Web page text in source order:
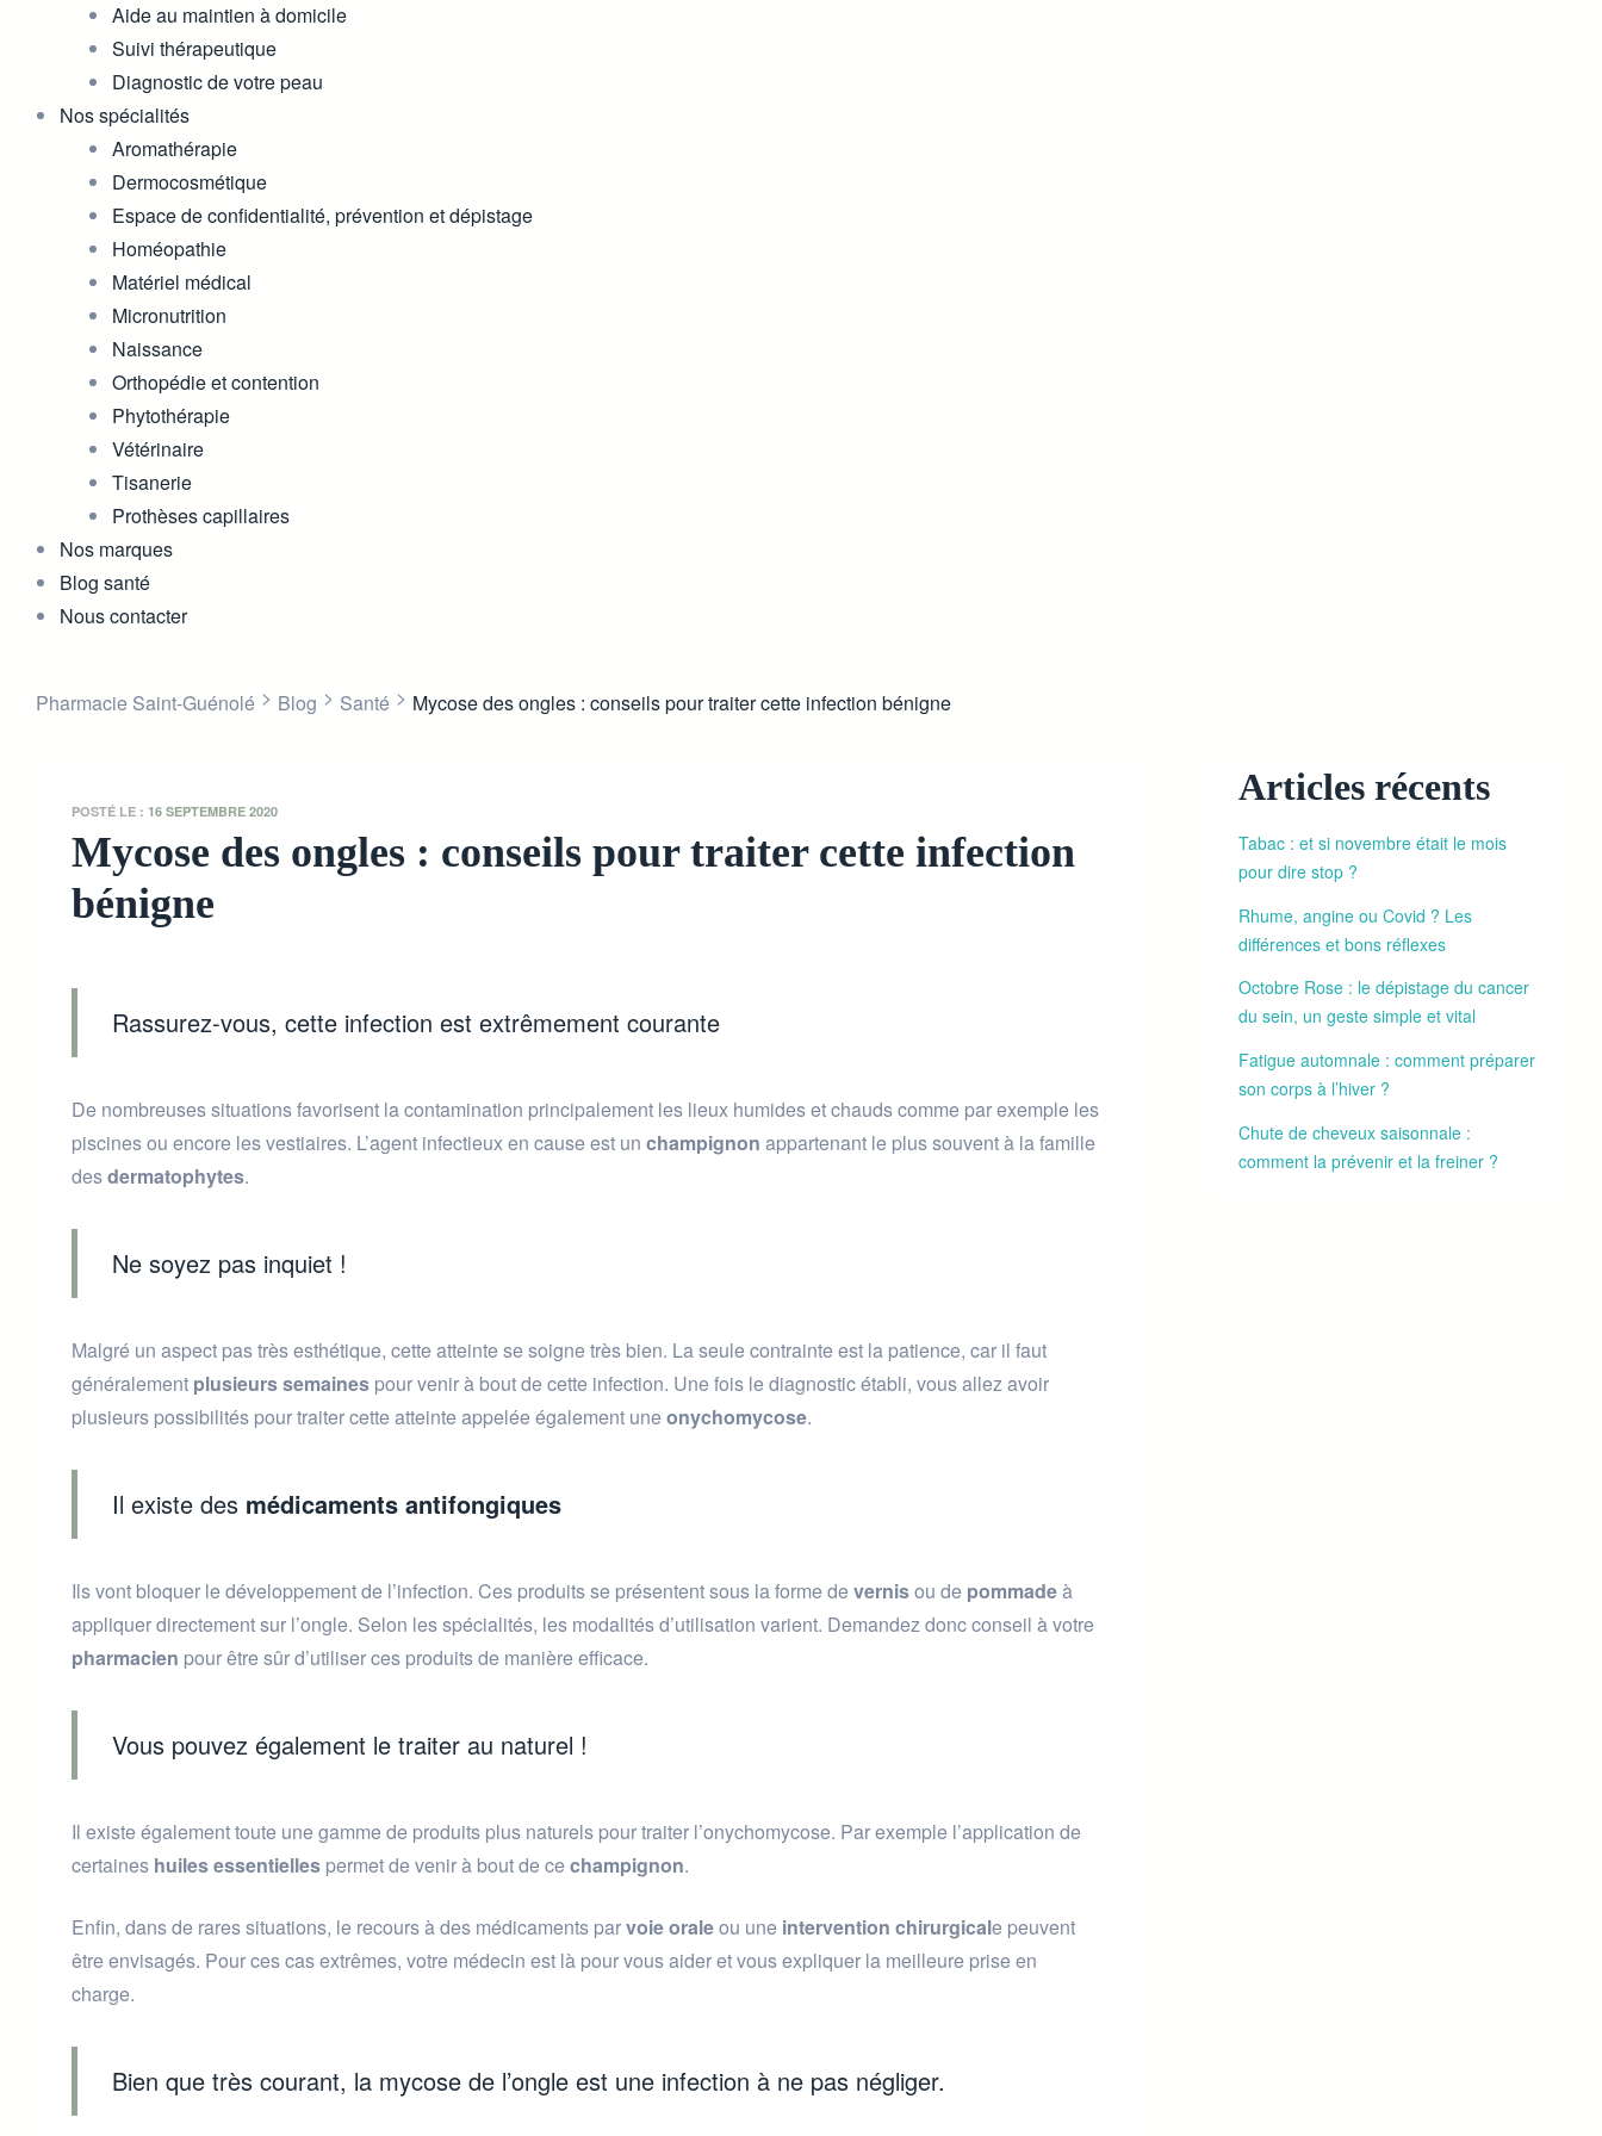
Aide au maintien à domicile
Suivi thérapeutique
Diagnostic de votre peau
Nos spécialités
Aromathérapie
Dermocosmétique
Espace de confidentialité, prévention et dépistage
Homéopathie
Matériel médical
Micronutrition
Naissance
Orthopédie et contention
Phytothérapie
Vétérinaire
Tisanerie
Prothèses capillaires
Nos marques
Blog santé
Nous contacter
Pharmacie Saint-Guénolé > Blog > Santé > Mycose des ongles : conseils pour traiter cette infection bénigne
POSTÉ LE : 16 SEPTEMBRE 2020
Mycose des ongles : conseils pour traiter cette infection
bénigne
Rassurez-vous, cette infection est extrêmement courante
De nombreuses situations favorisent la contamination principalement les lieux humides et chauds comme par exemple les
piscines ou encore les vestiaires. L’agent infectieux en cause est un champignon appartenant le plus souvent à la famille
desdermatophytes.
Ne soyez pas inquiet !
Malgré un aspect pas très esthétique, cette atteinte se soigne très bien. La seule contrainte est la patience, car il faut
généralement plusieurs semaines pour venir à bout de cette infection. Une fois le diagnostic établi, vous allez avoir
plusieurs possibilités pour traiter cette atteinte appelée également une onychomycose.
Il existe des médicaments antifongiques
Ils vont bloquer le développement de l’infection. Ces produits se présentent sous la forme de vernisou de pommadeà
appliquer directement sur l’ongle. Selon les spécialités, les modalités d’utilisation varient. Demandez donc conseil à votre
pharmacien pour être sûr d’utiliser ces produits de manière efficace.
Vous pouvez également le traiter au naturel !
Il existe également toute une gamme de produits plus naturels pour traiter l’onychomycose. Par exemple l’application de
certaines huiles essentielles permet de venir à bout de ce champignon.
Enfin, dans de rares situations, le recours à des médicaments parvoie oraleou une intervention chirurgicale peuvent
être envisagés. Pour ces cas extrêmes, votre médecin est là pour vous aider et vous expliquer la meilleure prise en
charge.
Bien que très courant, la mycose de l’ongle est une infection à ne pas négliger.
Articles récents
Tabac : et si novembre était le mois
pour dire stop ?
Rhume, angine ou Covid ? Les
différences et bons réflexes
Octobre Rose : le dépistage du cancer
du sein, un geste simple et vital
Fatigue automnale : comment préparer
son corps à l’hiver ?
Chute de cheveux saisonnale :
comment la prévenir et la freiner ?